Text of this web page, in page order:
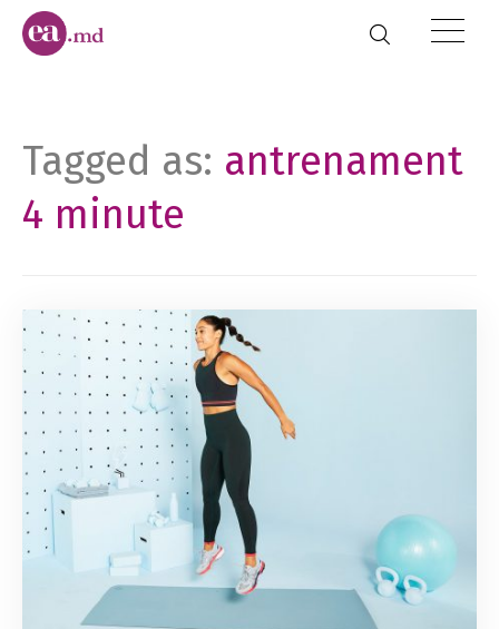
Tagged as: antrenament
4 minute